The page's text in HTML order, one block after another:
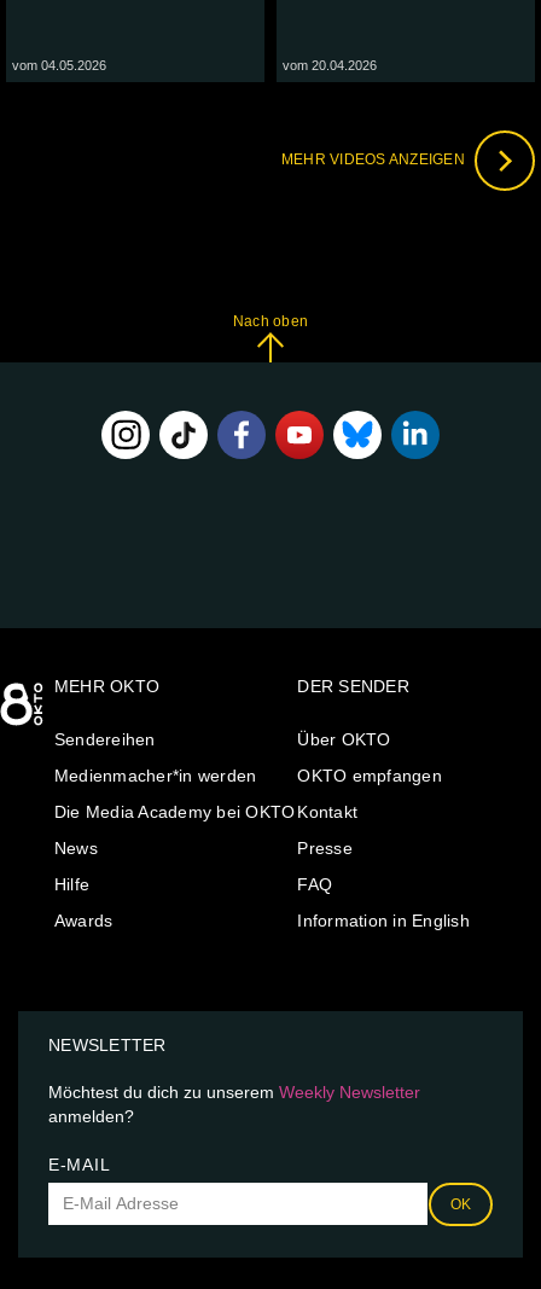
vom 04.05.2026 vom 20.04.2026
MEHR VIDEOS ANZEIGEN
Nach oben
MEHR OKTO
Sendereihen
Medienmacher*in werden
Die Media Academy bei OKTO
News
Hilfe
Awards
DER SENDER
Über OKTO
OKTO empfangen
Kontakt
Presse
FAQ
Information in English
NEWSLETTER
Möchtest du dich zu unserem Weekly Newsletter
anmelden?
E-MAIL
OK